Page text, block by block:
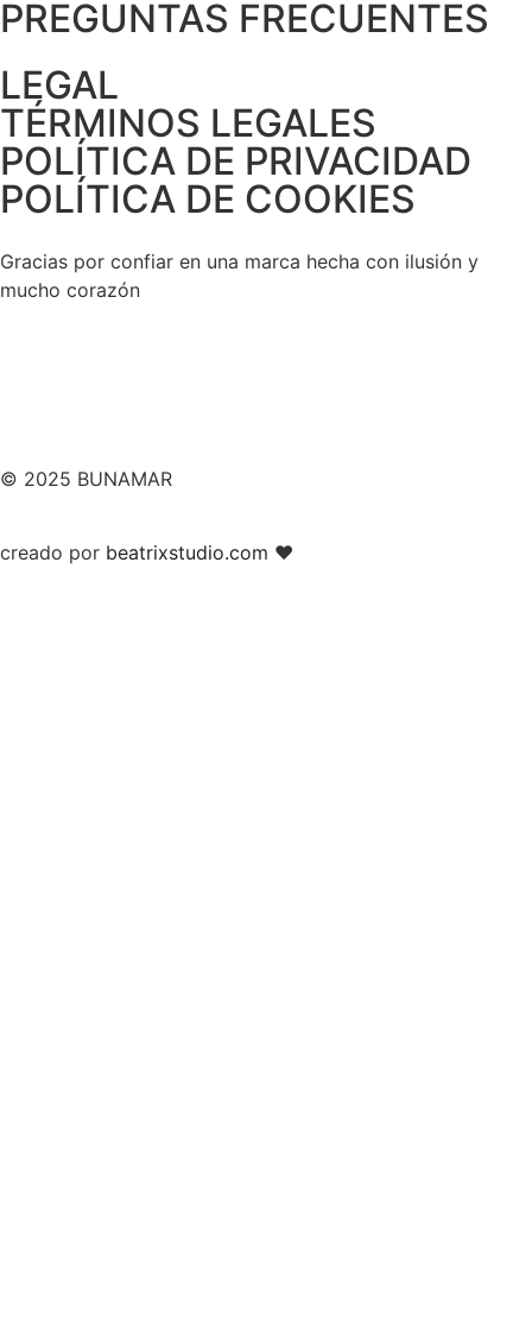
PREGUNTAS FRECUENTES
LEGAL
TÉRMINOS LEGALES
POLÍTICA DE PRIVACIDAD
POLÍTICA DE COOKIES
Gracias por confiar en una marca hecha con ilusión y
mucho corazón
© 2025 BUNAMAR
creado por beatrixstudio.com ❤